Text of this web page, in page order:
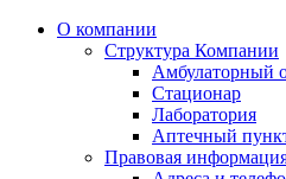
О компании
Структура Компании
Амбулаторный
Стационар
Лаборатория
Аптечный
Правовая